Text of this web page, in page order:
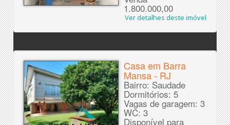
1.800.000,00
Ver detalhes deste imóvel
Casa em Barra
Mansa - RJ
Bairro: Saudade
Dormitórios: 5
Vagas de garagem: 3
WC: 3
Disponível para